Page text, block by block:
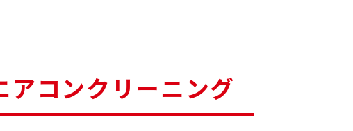
コンクリーニング